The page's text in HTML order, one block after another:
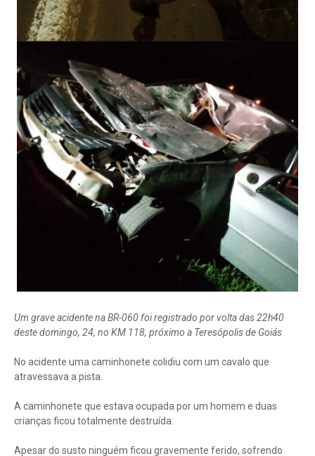
Um grave acidente na BR-060 foi registrado por volta das 22h40
deste domingo, 24, no KM 118, próximo a Teresópolis de Goiás
No acidente uma caminhonete colidiu com um cavalo que
atravessava a pista.
A caminhonete que estava ocupada por um homem e duas
crianças ficou totalmente destruída.
Apesar do susto ninguém ficou gravemente ferido, sofrendo